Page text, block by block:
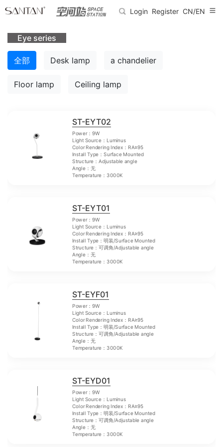
Login Register CN/EN
Eye series
全部 Desk lamp a chandelier
Floor lamp Ceiling lamp
ST-EYT02
Power：9W
Light Source：Luminus
Color Rendering Index：RA≥95
Install Type：Surface Mounted
Structure：Adjustable angle
Angle：无
Temperature：3000K
ST-EYT01
Power：9W
Light Source：Luminus
Color Rendering Index：RA≥95
Install Type：明装/Surface Mounted
Structure：可调角/Adjustable angle
Angle：无
Temperature：3000K
ST-EYF01
Power：9W
Light Source：Luminus
Color Rendering Index：RA≥95
Install Type：明装/Surface Mounted
Structure：可调角/Adjustable angle
Angle：无
Temperature：3000K
ST-EYD01
Power：9W
Light Source：Luminus
Color Rendering Index：RA≥95
Install Type：明装/Surface Mounted
Structure：可调角/Adjustable angle
Angle：无
Temperature：3000K